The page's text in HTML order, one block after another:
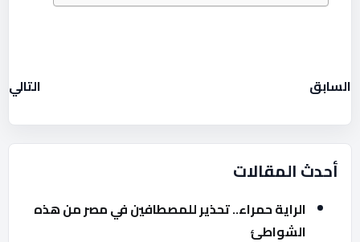
السابق التالي
أحدث المقالات
الراية حمراء.. تحذير للمصطافين في مصر من هذه
الشواطئ